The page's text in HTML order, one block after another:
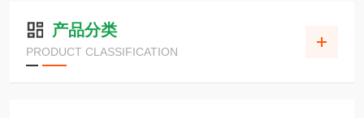
产品分类
PRODUCT CLASSIFICATION